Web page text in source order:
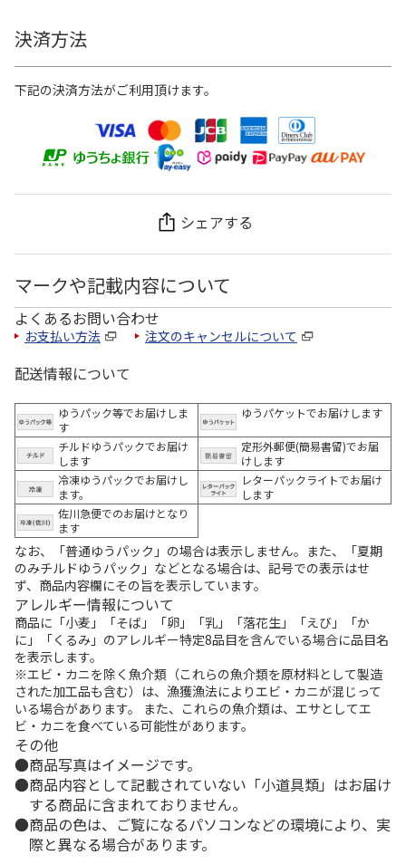
決済方法
下記の決済方法がご利用頂けます。
シェアする
マークや記載内容について
よくあるお問い合わせ
お支払い方法 注文のキャンセルについて
配送情報について
ゆうパック等でお届けしま
す
ゆうパケットでお届けします
チルドゆうパックでお届け
します
定形外郵便(簡易書留)でお届
けします
冷凍ゆうパックでお届けし
ます。
レターパックライトでお届け
します
佐川急便でのお届けとなり
ます
なお、「普通ゆうパック」の場合は表示しません。また、「夏期
のみチルドゆうパック」などとなる場合は、記号での表示はせ
ず、商品内容欄にその旨を表示しています。
アレルギー情報について
商品に「小麦」「そば」「卵」「乳」「落花生」「えび」「か
に」「くるみ」のアレルギー特定8品目を含んでいる場合に品目名
を表示します。
※エビ・カニを除く魚介類（これらの魚介類を原材料として製造
された加工品も含む）は、漁獲漁法によりエビ・カニが混じって
いる場合があります。 また、これらの魚介類は、エサとしてエ
ビ・カニを食べている可能性があります。
その他
商品写真はイメージです。
商品内容として記載されていない「小道具類」はお届け
する商品に含まれておりません。
商品の色は、ご覧になるパソコンなどの環境により、実
際と異なる場合があります。